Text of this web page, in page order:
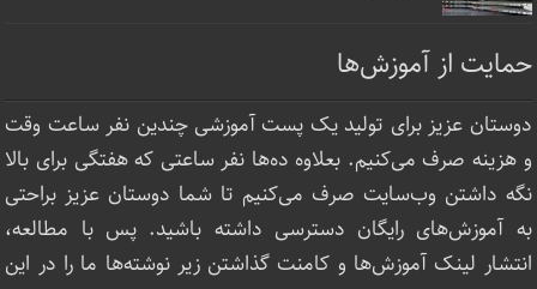
حمایت از آموزش‌ها
دوستان عزیز برای تولید یک پست آموزشی چندین نفر ساعت‌ وقت
و هزینه صرف می‌کنیم. بعلاوه ده‌ها نفر ساعتی که هفتگی برای بالا
نگه داشتن وب‌سایت صرف ‌می‌کنیم تا شما دوستان عزیز براحتی
به آموزش‌های رایگان دسترسی داشته باشید. پس با مطالعه،
انتشار لینک‌ آموزش‌ها و کامنت گذاشتن زیر نوشته‌‌ها ما را در این